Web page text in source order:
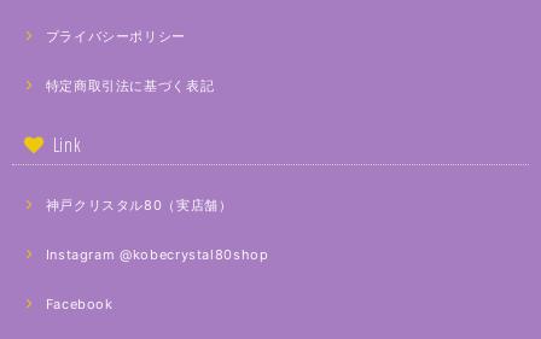
プライバシーポリシー
特定商取引法に基づく表記
Link
神戸クリスタル80（実店舗）
Instagram @kobecrystal80shop
Facebook